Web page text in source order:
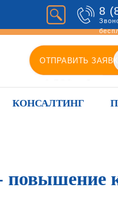
8
ОТПРАВИТЬ
КОНСАЛТИНГ
повышение